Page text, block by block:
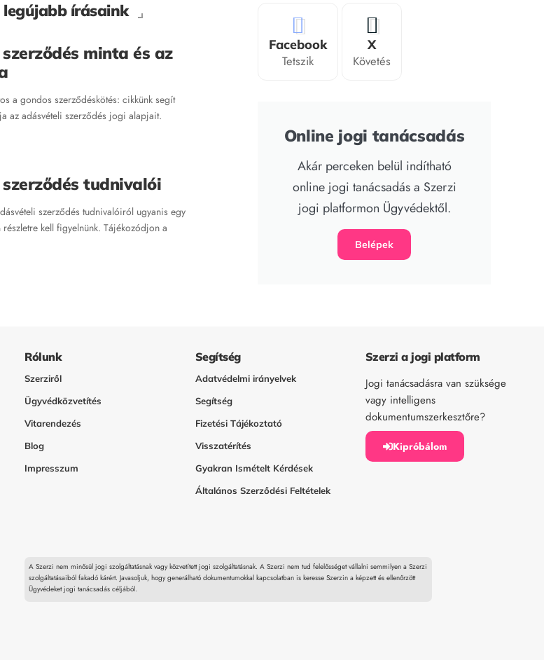
írásaink
minta és az
a gondos szerződéskötés: cikkünk segít
az adásvételi szerződés jogi alapjait.
tudnivalói
szerződés tudnivalóiról ugyanis egy
kell figyelnünk. Tájékozódjon a
Facebook
Tetszik
X
Követés
Online jogi tanácsadás
Akár perceken belül indítható
online jogi tanácsadás a Szerzi
jogi platformon Ügyvédektől.
Belépek
Rólunk
Szerziről
Ügyvédközvetítés
Vitarendezés
Blog
Impresszum
A Szerzi nem minősül jogi szolgáltatásnak vagy közvetített jogi szolgáltatásnak. A Szerzi nem tud felelősséget vállalni semmilyen a Szerzi
szolgáltatásaiból fakadó kárért. Javasoljuk, hogy generálható dokumentumokkal kapcsolatban is keresse Szerzin a képzett és ellenőrzött
Ügyvédeket jogi tanácsadás céljából.
Segítség
Adatvédelmi irányelvek
Segítség
Fizetési Tájékoztató
Visszatérítés
Gyakran Ismételt Kérdések
Általános Szerződési Feltételek
Szerzi a jogi platform
Jogi tanácsadásra van szüksége
vagy intelligens
dokumentumszerkesztőre?
Kipróbálom